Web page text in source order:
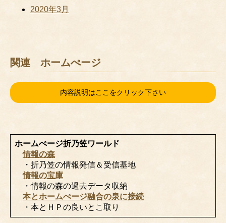
2020年3月
関連 ホームぺージ
内容説明はここをクリック下さい
ホームぺージ折乃笠ワールド
情報の森
・折乃笠の情報発信＆受信基地
情報の宝庫
・情報の森の過去データ収納
本とホームぺージ融合の泉に接続
・本とＨＰの良いとこ取り